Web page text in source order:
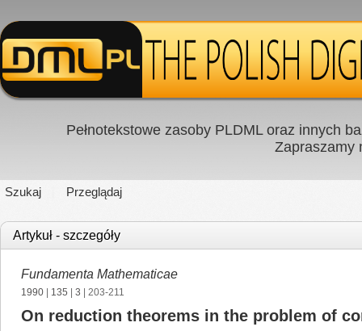
Pełnotekstowe zasoby PLDML oraz innych
Zapraszamy
Szukaj Przeglądaj
Artykuł - szczegóły
Fundamenta Mathematicae
1990 135 3 | 203-211
On reduction theorems in the problem of